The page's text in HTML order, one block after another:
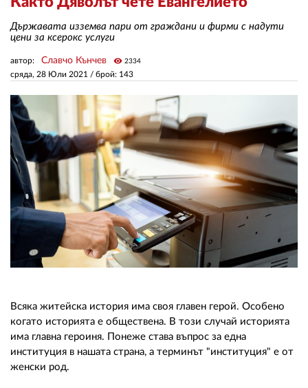
Държавата изземва пари от граждани и фирми с надути
цени за ксерокс услуги
сряда, 28 Юли 2021 / брой: 143
автор: Славчо Кънчев visibility 2334
Всяка житейска история има своя главен герой. Особено
когато историята е обществена. В този случай историята
има главна героиня. Понеже става въпрос за една
институция в нашата страна, а терминът "институция" е от
женски род.
АВТОРИ
КОНТАКТИ
РЕКЛАМА
АБОНАМЕНТ
УСЛОВИЯ ЗА ПОЛЗВАНЕ
ПОЛИТИКА ЗА БИСКВИТКИТЕ
ПОЛИТИКАТА ЗА
ПОВЕРИТЕЛНОСТ
02 975 20 35